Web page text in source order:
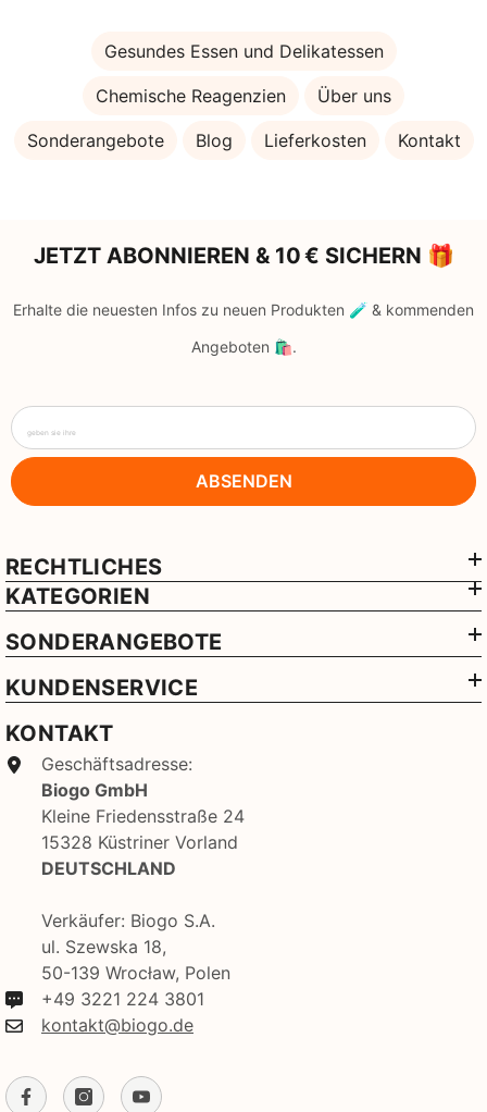
Gesundes Essen und Delikatessen
Chemische Reagenzien Über uns
Sonderangebote Blog Lieferkosten Kontakt
JETZT ABONNIEREN & 10 € SICHERN 🎁
Erhalte die neuesten Infos zu neuen Produkten 🧪 & kommenden
Angeboten 🛍️.
geben sie ihre
ABSENDEN
RECHTLICHES
KATEGORIEN
SONDERANGEBOTE
KUNDENSERVICE
KONTAKT
Geschäftsadresse:
Biogo GmbH
Kleine Friedensstraße 24
15328 Küstriner Vorland
DEUTSCHLAND
Verkäufer: Biogo S.A.
ul. Szewska 18,
50-139 Wrocław, Polen
+49 3221 224 3801
kontakt@biogo.de